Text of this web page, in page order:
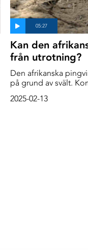
Kan den
från utrotning?
Den afrikanska
på grund av svält.
drastiskt att fåglarna
2025-02-13